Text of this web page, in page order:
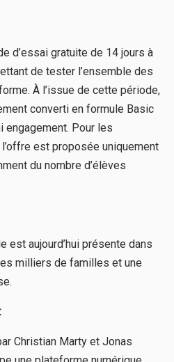
d’essai gratuite de 14 jours à
de tester l’ensemble des
À l’issue de cette période,
converti en formule Basic
engagement. Pour les
est proposée uniquement
du nombre d’élèves
est aujourd’hui présente dans
milliers de familles et une
Christian Marty et Jonas